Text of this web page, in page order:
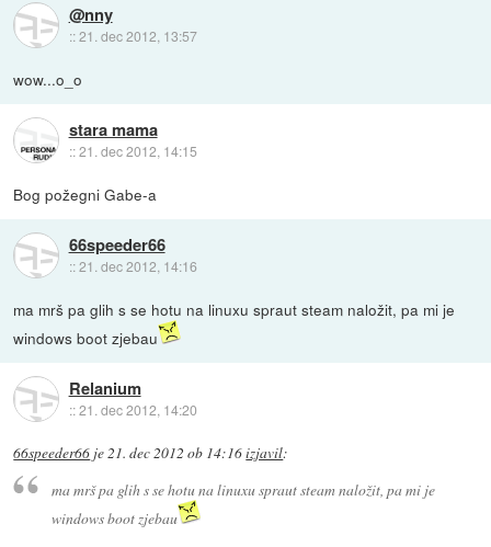
@nny
::21. dec 2012, 13:57
wow...o_o
stara mama
::21. dec 2012, 14:15
Bog požegni Gabe-a
66speeder66
::21. dec 2012, 14:16
ma mrš pa glih s se hotu na linuxu spraut steam naložit, pa mi je
windows boot zjebau
Relanium
::21. dec 2012, 14:20
66speeder66 je21. dec 2012 ob 14:16izjavil:
ma mrš pa glih s se hotu na linuxu spraut steam naložit, pa mi je
windows boot zjebau